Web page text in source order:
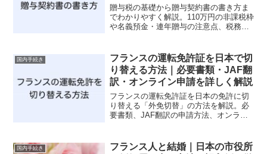
贈与税の基礎から贈与契約書の書き方ま
でわかりやすく解説。110万円の非課税枠
や名義預金・連年贈与の注意点、税務署
国内手続き
フランスの運転免許証を日本で切
り替える方法｜必要書類・JAF翻
訳・オンライン申請を詳しく解説
フランスの運転免許証を日本の免許に切
り替える「外免切替」の方法を解説。必
要書類、JAF翻訳の申請方法、オンライ
国内手続き
フランス人と結婚｜日本の市役所